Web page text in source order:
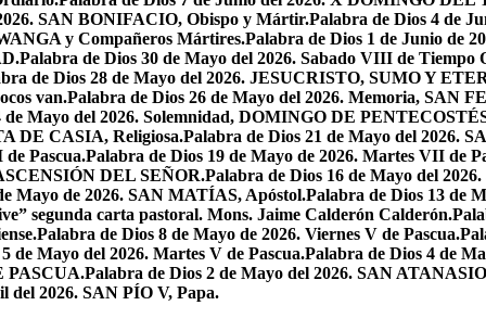
SAN BONIFACIO, Obispo y Mártir.Palabra de Dios 4 de
y Compañeros Mártires.Palabra de Dios 1 de Junio de
Palabra de Dios 30 de Mayo del 2026. Sabado VIII de Tiempo
de Dios 28 de Mayo del 2026. JESUCRISTO, SUMO Y
van.Palabra de Dios 26 de Mayo del 2026. Memoria, SAN
de Mayo del 2026. Solemnidad, DOMINGO DE
DE CASIA, Religiosa.Palabra de Dios 21 de Mayo del 2026.
Pascua.Palabra de Dios 19 de Mayo de 2026. Martes VII de
DEL SEÑOR.Palabra de Dios 16 de Mayo del
Mayo de 2026. SAN MATÍAS, Apóstol.Palabra de Dios 13 de
segunda carta pastoral. Mons. Jaime Calderón Calderón.
Palabra de Dios 8 de Mayo de 2026. Viernes V de Pascua.
de Mayo del 2026. Martes V de Pascua.Palabra de Dios 4 de
PASCUA.Palabra de Dios 2 de Mayo del 2026. SAN
del 2026. SAN PÍO V, Papa.